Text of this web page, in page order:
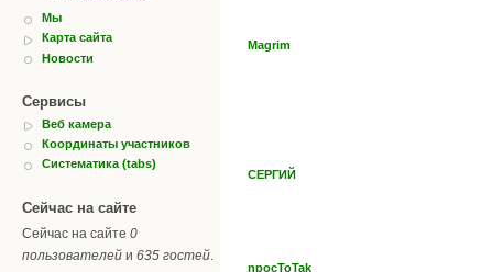
Мы
Карта сайта
Новости
Сервисы
Веб камера
Координаты участников
Систематика (tabs)
Сейчас на сайте
Сейчас на сайте 0
пользователей и 635 гостей
Magrim
СЕРГИЙ
npocToTak